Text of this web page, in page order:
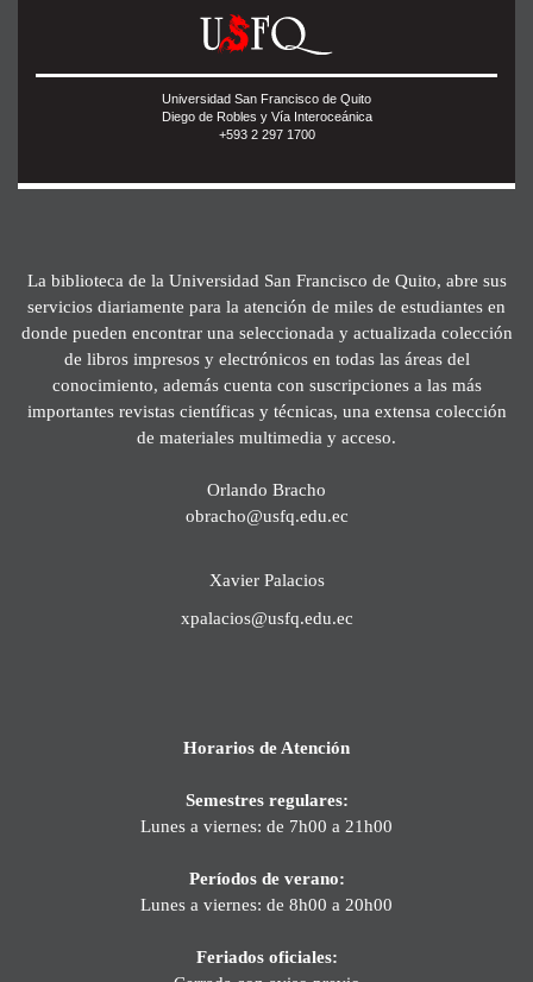
Universidad San Francisco de Quito
Diego de Robles y Vía Interoceánica
+593 2 297 1700
La biblioteca de la Universidad San Francisco de Quito, abre sus
servicios diariamente para la atención de miles de estudiantes en
donde pueden encontrar una seleccionada y actualizada colección
de libros impresos y electrónicos en todas las áreas del
conocimiento, además cuenta con suscripciones a las más
importantes revistas científicas y técnicas, una extensa colección
de materiales multimedia y acceso.
Orlando Bracho
obracho@usfq.edu.ec
Xavier Palacios
xpalacios@usfq.edu.ec
Horarios de Atención
Semestres regulares:
Lunes a viernes: de 7h00 a 21h00
Períodos de verano:
Lunes a viernes: de 8h00 a 20h00
Feriados oficiales: